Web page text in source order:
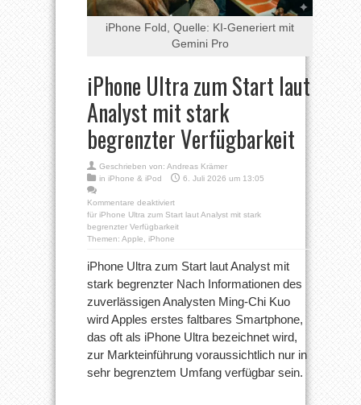
iPhone Fold, Quelle: KI-Generiert mit
Gemini Pro
iPhone Ultra zum Start laut
Analyst mit stark
begrenzter Verfügbarkeit
Geschrieben von: Andreas Krämer
in iPhone & iPod 6. Juli 2026 um 13:05
Kommentare deaktiviert
für iPhone Ultra zum Start laut Analyst mit stark
begrenzter Verfügbarkeit
Themen: Apple iPhone
iPhone Ultra zum Start laut Analyst mit
stark begrenzter Nach Informationen des
zuverlässigen Analysten Ming-Chi Kuo
wird Apples erstes faltbares Smartphone,
das oft als iPhone Ultra bezeichnet wird,
zur Markteinführung voraussichtlich nur in
sehr begrenztem Umfang verfügbar sein.